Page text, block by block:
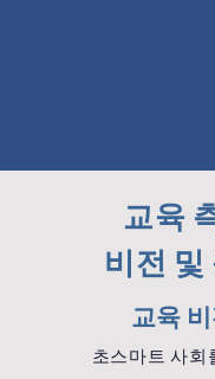
교육
비전 및
교육
초스마트 사회